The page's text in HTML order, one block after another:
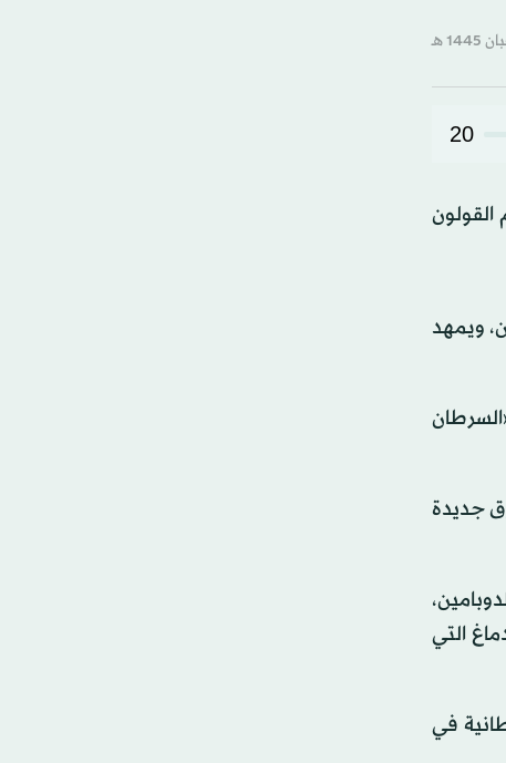
20
ويمهد
جديدة
التي
في